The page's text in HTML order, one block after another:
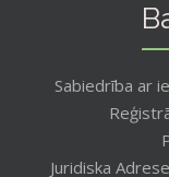
Sabiedrība ar
Juridiska